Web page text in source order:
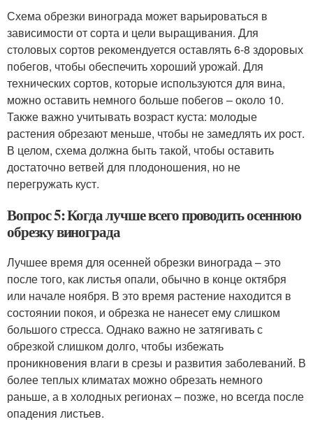
Схема обрезки винограда может варьироваться в
зависимости от сорта и цели выращивания. Для
столовых сортов рекомендуется оставлять 6-8 здоровых
побегов, чтобы обеспечить хороший урожай. Для
технических сортов, которые используются для вина,
можно оставить немного больше побегов – около 10.
Также важно учитывать возраст куста: молодые
растения обрезают меньше, чтобы не замедлять их рост.
В целом, схема должна быть такой, чтобы оставить
достаточно ветвей для плодоношения, но не
перегружать куст.
Вопрос 5: Когда лучше всего проводить осеннюю
обрезку винограда
Лучшее время для осенней обрезки винограда – это
после того, как листья опали, обычно в конце октября
или начале ноября. В это время растение находится в
состоянии покоя, и обрезка не нанесет ему слишком
большого стресса. Однако важно не затягивать с
обрезкой слишком долго, чтобы избежать
проникновения влаги в срезы и развития заболеваний. В
более теплых климатах можно обрезать немного
раньше, а в холодных регионах – позже, но всегда после
опадения листьев.